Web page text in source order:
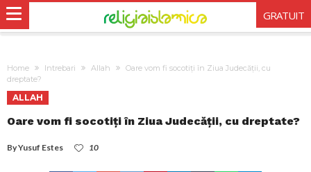
GRATUIT
Home Intrebari Allah
Oare vom fi socotiți în Ziua Judecății, cu
dreptate?
ALLAH
Oare vom fi socotiți în Ziua Judecății, cu dreptate?
ByYusuf Estes 10